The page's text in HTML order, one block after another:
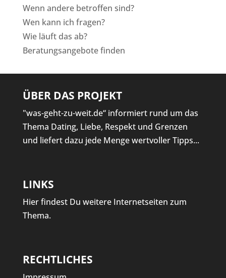
Wenn andere betroffen sind?
Wen kann ich fragen?
Wie läuft das ab?
Beratungsangebote finden
ÜBER DAS PROJEKT
"was-geht-zu-weit.de“ informiert rund um das
Thema Dating, Liebe, Respekt und Grenzen
und liefert dazu jede Menge wertvoller Tipps...
LINKS
Hier findest Du weitere Internetseiten zum
Thema.
RECHTLICHES